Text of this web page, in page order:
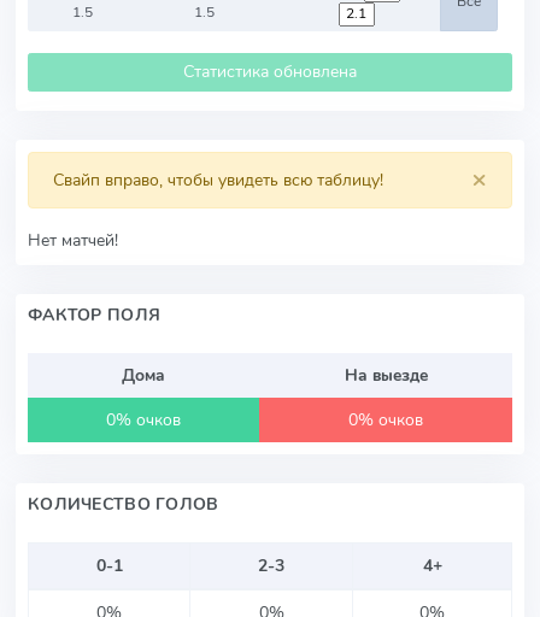
1.5
1.5
Статистика обновлена
×
Свайп вправо, чтобы увидеть всю таблицу!
Нет матчей!
ФАКТОР ПОЛЯ
Дома
На выезде
0% очков
0% очков
КОЛИЧЕСТВО ГОЛОВ
0-1 2-3
4+
0%
0% 0%